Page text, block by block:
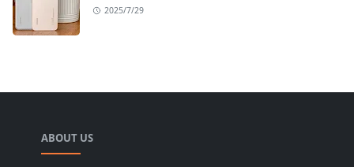
2025/7/29
ABOUT US